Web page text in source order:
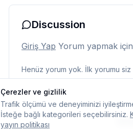
Discussion
Giriş Yap Yorum yapmak
Henüz yorum yok. İlk yorumu siz
©
Çerezler ve gizlilik
Trafik ölçümü ve deneyiminizi
İsteğe bağlı kategorileri seçebilirsiniz.
yayın politikası